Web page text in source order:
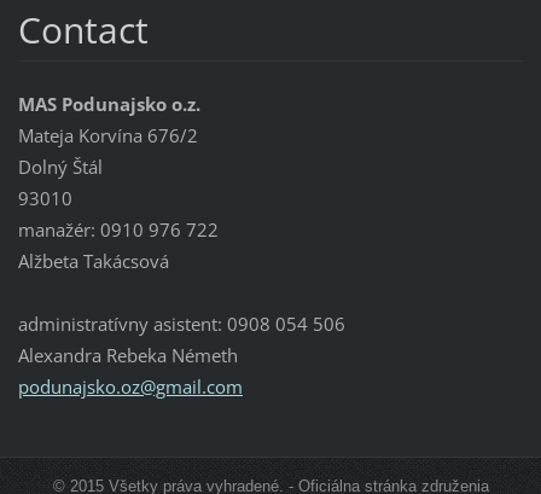
Contact
MAS Podunajsko o.z.
Mateja Korvína 676/2
Dolný Štál
93010
manažér: 0910 976 722
Alžbeta Takácsová
administratívny asistent: 0908 054 506
Alexandra Rebeka Németh
podunajsko.oz@gmail.com
© 2015 Všetky práva vyhradené. - Oficiálna stránka združenia